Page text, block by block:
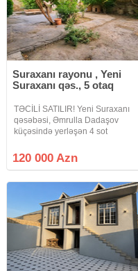
Suraxanı rayonu , Yeni
Suraxanı qəs., 5 otaq
TƏCİLİ SATILIR! Yeni Suraxanı
qəsəbəsi, Əmrulla Dadaşov
küçəsində yerləşən 4 sot
satılır. Həyətdə 2 ayrı ev
mövcuddur. Bütün kommunal
120 000 Azn